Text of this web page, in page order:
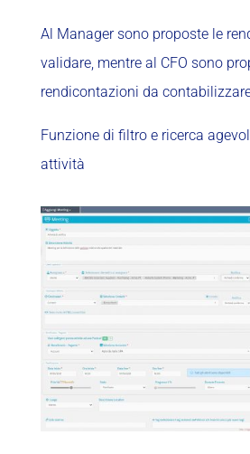
Al Manager sono proposte le
validare, mentre al CFO sono
rendicontazioni da
Funzione di filtro e ricerca
attività